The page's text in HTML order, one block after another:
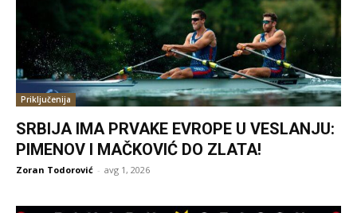
Priključenija
SRBIJA IMA PRVAKE EVROPE U VESLANJU:
PIMENOV I MAČKOVIĆ DO ZLATA!
Zoran Todorović - avg 1, 2026